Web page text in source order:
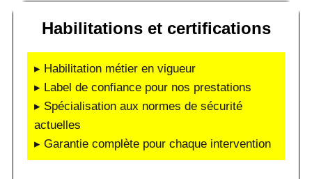
Habilitations et certifications
▸ Habilitation métier en vigueur
▸ Label de confiance pour nos prestations
▸ Spécialisation aux normes de sécurité
actuelles
▸ Garantie complète pour chaque intervention